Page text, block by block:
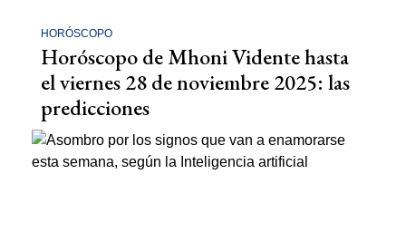
HORÓSCOPO
Horóscopo de Mhoni Vidente hasta
el viernes 28 de noviembre 2025: las
predicciones